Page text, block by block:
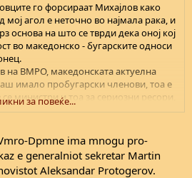
го форсираат Михајлов како
агол е неточно во најмала рака, и
основа на што се тврди дека оној кој
во македонско - бугарските односи
на ВМРО, македонската актуелна
имало пробугарски членови, тоа е
министри и тоа за сериозни ресори,
го ставаме Ванчо Михајлов, да го
и Дора Бакојани, па да имаме
за повеќе...
Dpmne ima mnogu pro-
e generalniot sekretar Martin
Aleksandar Protogerov.